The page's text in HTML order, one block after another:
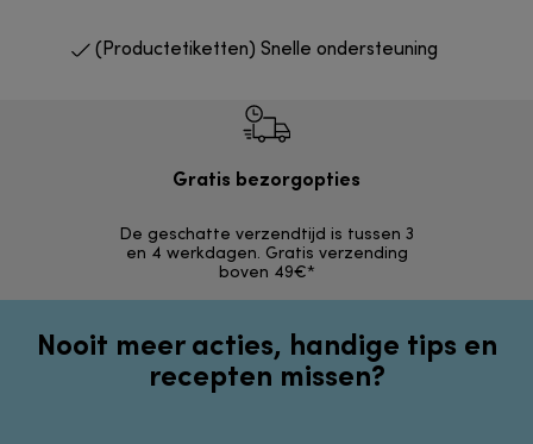
(Productetiketten) Snelle ondersteuning
Gratis bezorgopties
De geschatte verzendtijd is tussen 3
en 4 werkdagen. Gratis verzending
boven 49€*
Nooit meer acties, handige tips en
recepten missen?